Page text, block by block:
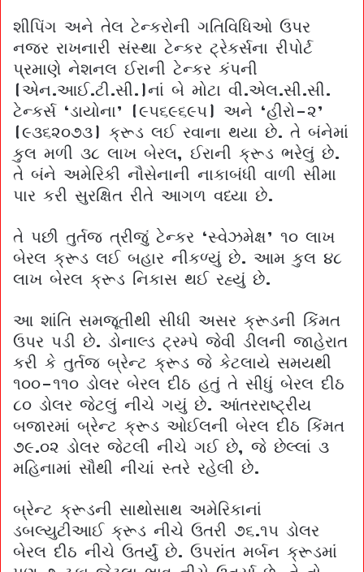
શીપિંગ અને તેલ ટેન્કરોની ગતિવિધિઓ ઉપર
નજર રાખનારી સંસ્થા ટેન્કર ટ્રેકર્સના રીપોર્ટ
પ્રમાણે નેશનલ ઈરાની ટેન્કર કંપની
(એન.આઈ.ટી.સી.)નાં બે મોટા વી.એલ.સી.સી.
ટેન્કર્સ ‘ડાયોના’ (૯૫૬૯૬૯૫) અને ‘હીરો-૨’
(૯૩૬૨૦૭૩) ક્રૂડ લઈ રવાના થયા છે. તે બંનેમાં
કુલ મળી ૩૮ લાખ બેરલ, ઈરાની ક્રૂડ ભરેલું છે.
તે બંને અમેરિકી નૌસેનાની નાકાબંધી વાળી સીમા
પાર કરી સુરક્ષિત રીતે આગળ વધ્યા છે.
તે પછી તુર્તજ ત્રીજું ટેન્કર ‘સ્વેઝમેક્ષ’ ૧૦ લાખ
બેરલ ક્રૂડ લઈ બહાર નીકળ્યું છે. આમ કુલ ૪૮
લાખ બેરલ ક્રૂડ નિકાસ થઈ રહ્યું છે.
આ શાંતિ સમજૂતીથી સીધી અસર ક્રૂડની કિંમત
ઉપર પડી છે. ડોનાલ્ડ ટ્રમ્પે જેવી ડીલની જાહેરાત
કરી કે તુર્તજ બ્રેન્ટ ક્રૂડ જે કેટલાયે સમયથી
૧૦૦-૧૧૦ ડોલર બેરલ દીઠ હતું તે સીધું બેરલ દીઠ
૮૦ ડોલર જેટલું નીચે ગયું છે. આંતરરાષ્ટ્રીય
બજારમાં બ્રેન્ટ ક્રૂડ ઓઈલની બેરલ દીઠ કિંમત
૭૯.૦૨ ડોલર જેટલી નીચે ગઈ છે, જે છેલ્લાં ૩
મહિનામાં સૌથી નીચાં સ્તરે રહેલી છે.
બ્રેન્ટ ક્રૂડની સાથોસાથ અમેરિકાનાં
ડબલ્યુટીઆઈ ક્રૂડ નીચે ઉતરી ૭૬.૧૫ ડોલર
બેરલ દીઠ નીચે ઉતર્યું છે. ઉપરાંત મર્બન ક્રૂડમાં
પણ ૭ ટકા જેટલા ભાવ નીચે ઉતર્યા છે. તે તો